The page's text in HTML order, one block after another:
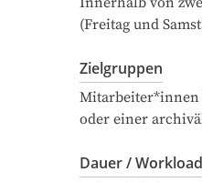
(Freitag und
Zielgruppen
Mitarbeiter*innen
oder einer
Dauer / Workload